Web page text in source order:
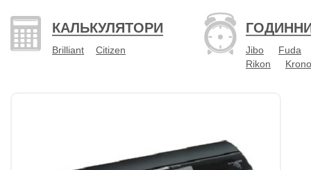
КАЛЬКУЛЯТОРИ
Brilliant Citizen Jibo
Fuda
Rikon